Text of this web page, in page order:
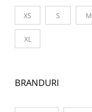
XS S M
XL
BRANDURI